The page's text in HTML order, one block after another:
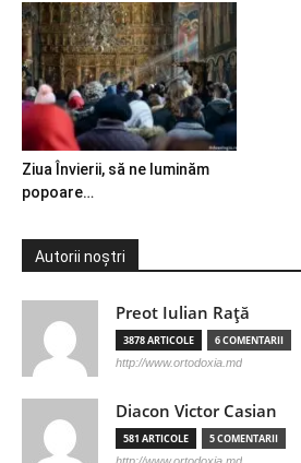
Ziua Învierii, să ne luminăm
popoare…
Autorii noștri
Preot Iulian Raţă
3878 ARTICOLE 6 COMENTARII
http://www.ortodoxia.md
Diacon Victor Casian
581 ARTICOLE 5 COMENTARII